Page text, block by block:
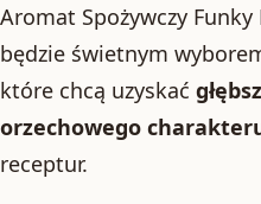
Aromat Spożywczy
będzie świetnym
które chcą uzyskać
orzechowego
receptur.